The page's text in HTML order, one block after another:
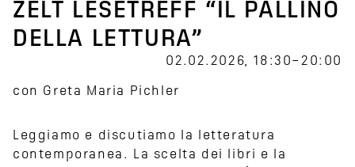
ZELT LESETREFF “IL PALLINO
DELLA LETTURA”
02.02.2026, 18:30–20:00
con Greta Maria Pichler
Leggiamo e discutiamo la letteratura
contemporanea. La scelta dei libri e la